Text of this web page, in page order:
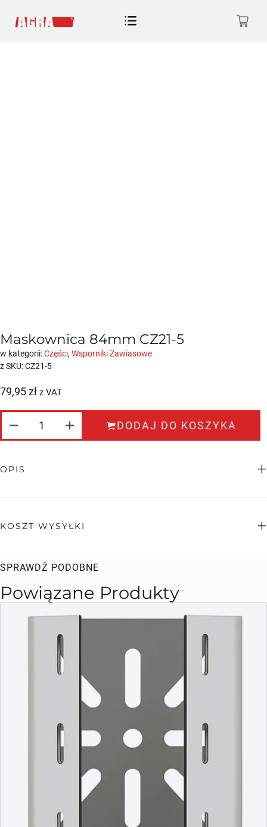
Maskownica 84mm CZ21-5
w kategorii:Części, Wsporniki Zawiasowe
z SKU:CZ21-5
79,95zł z VAT
DODAJ DO KOSZYKA
OPIS
KOSZT WYSYŁKI
SPRAWDŹ PODOBNE
Powiązane Produkty